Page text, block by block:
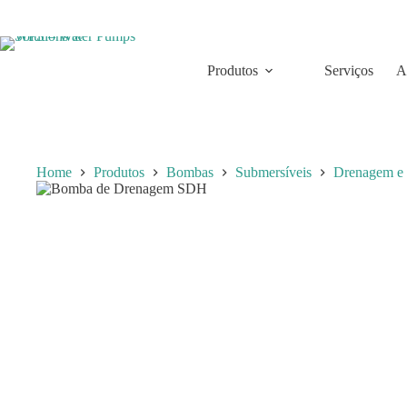
content
Produtos
Serviços
Home Produtos Bombas Submersíveis Drenagem e